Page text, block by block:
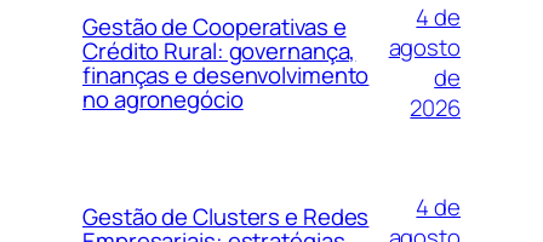
Gestão de Cooperativas e
Crédito Rural: governança,
finanças e desenvolvimento
no agronegócio
4 de
agosto
de
2026
Gestão de Clusters e Redes
4 de